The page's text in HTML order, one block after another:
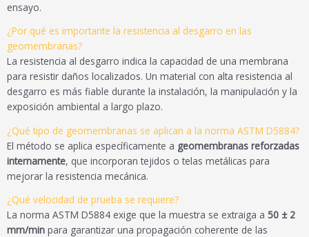
ensayo.
¿Por qué es importante la resistencia al desgarro en las
geomembranas?
La resistencia al desgarro indica la capacidad de una membrana
para resistir daños localizados. Un material con alta resistencia al
desgarro es más fiable durante la instalación, la manipulación y la
exposición ambiental a largo plazo.
¿Qué tipo de geomembranas se aplican a la norma ASTM D5884?
El método se aplica específicamente a geomembranas reforzadas
internamente, que incorporan tejidos o telas metálicas para
mejorar la resistencia mecánica.
¿Qué velocidad de prueba se requiere?
La norma ASTM D5884 exige que la muestra se extraiga a 50 ± 2
mm/min para garantizar una propagación coherente de las